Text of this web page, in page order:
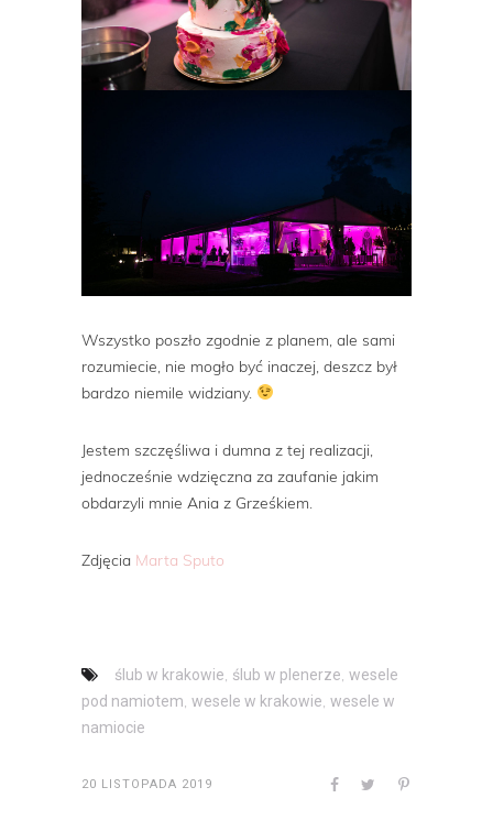
Wszystko poszło zgodnie z planem, ale sami
rozumiecie, nie mogło być inaczej, deszcz był
bardzo niemile widziany.
Jestem szczęśliwa i dumna z tej realizacji,
jednocześnie wdzięczna za zaufanie jakim
obdarzyli mnie Ania z Grześkiem.
Zdjęcia Marta Sputo
ślub w krakowie ślub w plenerze wesele
pod namiotem wesele w krakowie wesele w
namiocie
20 LISTOPADA 2019